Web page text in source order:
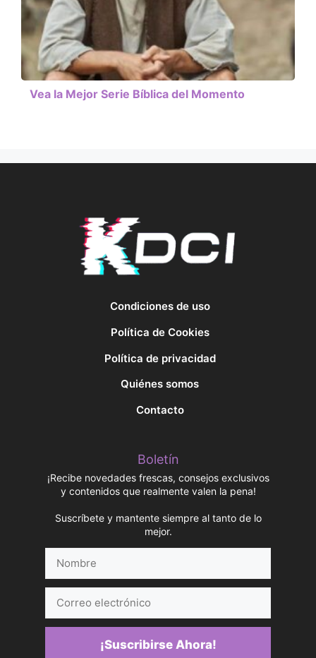
Vea la Mejor Serie Bíblica del Momento
Condiciones de uso
Política de Cookies
Política de privacidad
Quiénes somos
Contacto
Boletín
¡Recibe novedades frescas, consejos exclusivos
y contenidos que realmente valen la pena!
Suscríbete y mantente siempre al tanto de lo
mejor.
electrónico
¡Suscribirse Ahora!